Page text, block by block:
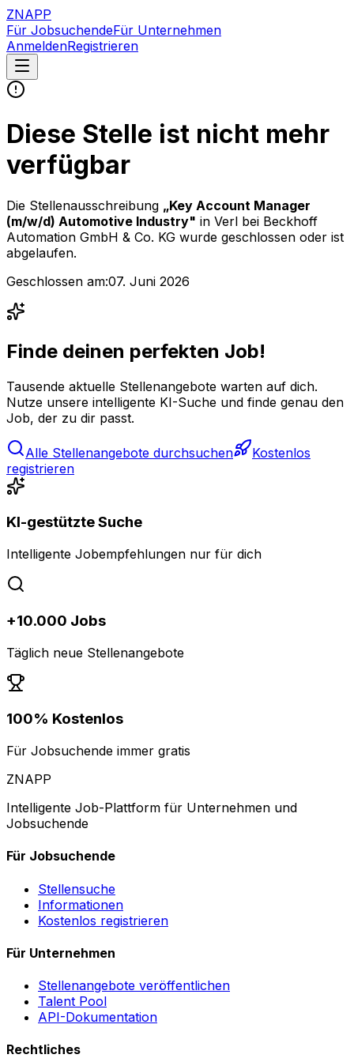
ZNAPP
Für JobsuchendeFür Unternehmen
AnmeldenRegistrieren
Diese Stelle ist nicht mehr
verfügbar
Die Stellenausschreibung „Key Account Manager
(m/w/d) Automotive Industry" in Verl bei Beckhoff
Automation GmbH & Co. KG wurde geschlossen oder ist
abgelaufen.
Geschlossen am:07. Juni 2026
Finde deinen perfekten Job!
Tausende aktuelle Stellenangebote warten auf dich.
Nutze unsere intelligente KI-Suche und finde genau den
Job, der zu dir passt.
Alle Stellenangebote durchsuchen
Kostenlos
registrieren
KI-gestützte Suche
Intelligente Jobempfehlungen nur für dich
+10.000 Jobs
Täglich neue Stellenangebote
100% Kostenlos
Für Jobsuchende immer gratis
ZNAPP
Intelligente Job-Plattform für Unternehmen und
Jobsuchende
Für Jobsuchende
Stellensuche
Informationen
Kostenlos registrieren
Für Unternehmen
Stellenangebote veröffentlichen
Talent Pool
API-Dokumentation
Rechtliches